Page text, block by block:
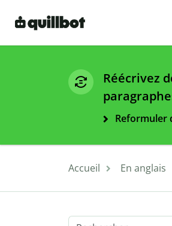
Réécrivez
Reformuler
Accueil En anglais